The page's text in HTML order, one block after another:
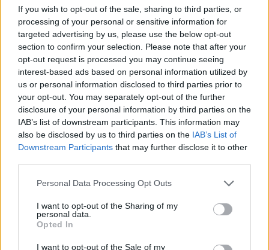
If you wish to opt-out of the sale, sharing to third parties, or
processing of your personal or sensitive information for
targeted advertising by us, please use the below opt-out
section to confirm your selection. Please note that after your
opt-out request is processed you may continue seeing
interest-based ads based on personal information utilized by
us or personal information disclosed to third parties prior to
your opt-out. You may separately opt-out of the further
disclosure of your personal information by third parties on the
IAB’s list of downstream participants. This information may
also be disclosed by us to third parties on the IAB’s List of
Downstream Participants that may further disclose it to other
Personal Data Processing Opt Outs
I want to opt-out of the Sharing of my
personal data.
Opted In
I want to opt-out of the Sale of my
Najnowsze
07 sierpnia 2026 | 23:10
Indyjski biskup: nie potrzebujemy misjonarzy, którzy
przyjeżdżają z gotowymi odpowiedziami
07 sierpnia 2026 | 22:47
Biskupi o podróży apostolskiej Leona XIV do Francji: wielka
radość
07 sierpnia 2026 | 22:36
Narodowy Bank Ukrainy wyemituje monetę upamiętniającą Jana
07 sierpnia 2026 | 22:17
24 sierpnia
Popularne